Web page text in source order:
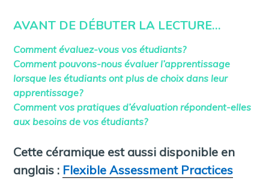
AVANT DE DÉBUTER LA LECTURE…
Comment évaluez-vous vos étudiants?
Comment pouvons-nous évaluer l’apprentissage
lorsque les étudiants ont plus de choix dans leur
apprentissage?
Comment vos pratiques d’évaluation répondent-elles
aux besoins de vos étudiants?
Cette céramique est aussi disponible en
anglais : Flexible Assessment Practices